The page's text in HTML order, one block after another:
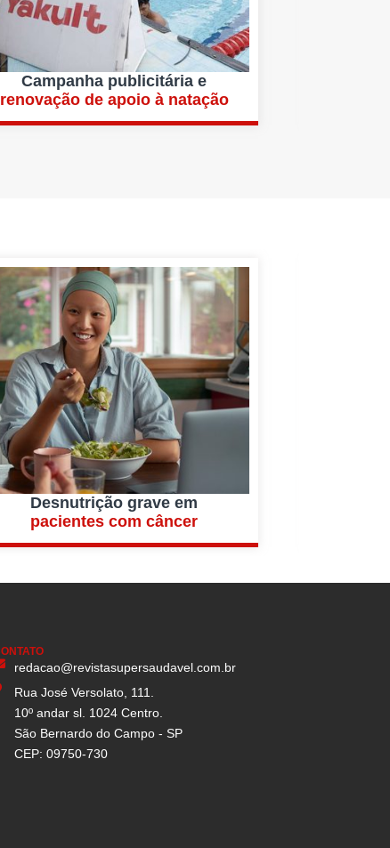
Campanha publicitária e
renovação de apoio à natação
Desnutrição grave em
pacientes com câncer
redacao@revistasupersaudavel.com.br
Rua José Versolato, 111.
10º andar sl. 1024 Centro.
São Bernardo do Campo - SP
CEP: 09750-730